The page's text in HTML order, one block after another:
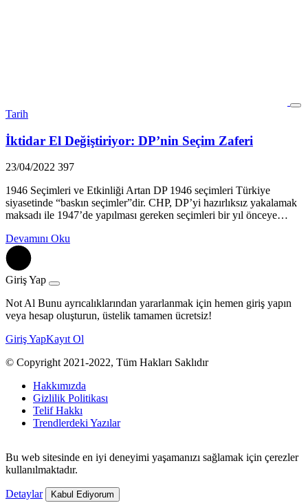
Tarih
İktidar El Değiştiriyor: DP’nin Seçim Zaferi
23/04/2022 397
1946 Seçimleri ve Etkinliği Artan DP 1946 seçimleri Türkiye
siyasetinde “baskın seçimler”dir. CHP, DP’yi hazırlıksız yakalamak
maksadı ile 1947’de yapılması gereken seçimleri bir yıl önceye…
Devamını Oku
Giriş Yap
Not Al Bunu ayrıcalıklarından yararlanmak için hemen giriş yapın
veya hesap oluşturun, üstelik tamamen ücretsiz!
Giriş YapKayıt Ol
© Copyright 2021-2022, Tüm Hakları Saklıdır
Hakkımızda
Gizlilik Politikası
Telif Hakkı
Trendlerdeki Yazılar
Bu web sitesinde en iyi deneyimi yaşamanızı sağlamak için çerezler
kullanılmaktadır.
Detaylar Kabul Ediyorum